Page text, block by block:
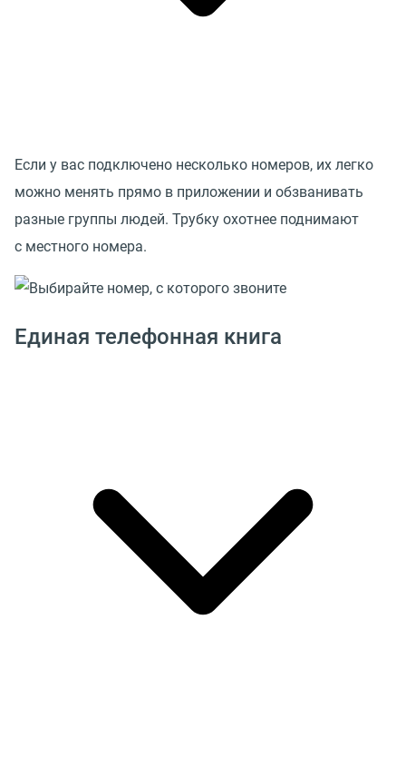
Если у вас подключено несколько номеров, их легко
можно менять прямо в приложении и обзванивать
разные группы людей. Трубку охотнее поднимают
с местного номера.
Единая телефонная книга